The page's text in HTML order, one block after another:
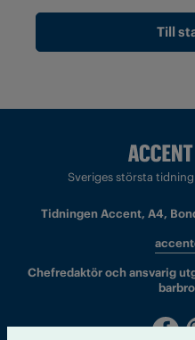
Till
Sveriges största
Tidningen Accent, A4,
Chefredaktör och ansvarig